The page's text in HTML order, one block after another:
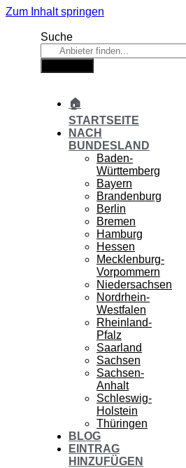
Zum Inhalt springen
Suche
🏠
STARTSEITE
NACH
BUNDESLAND
Baden-
Württemberg
Bayern
Brandenburg
Berlin
Bremen
Hamburg
Hessen
Mecklenburg-
Vorpommern
Niedersachsen
Nordrhein-
Westfalen
Rheinland-
Pfalz
Saarland
Sachsen
Sachsen-
Anhalt
Schleswig-
Holstein
Thüringen
BLOG
EINTRAG
HINZUFÜGEN